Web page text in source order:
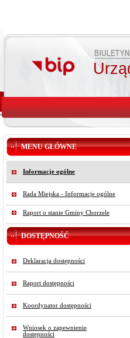
MENU GŁÓWNE
Informacje ogólne
Rada Miejska - Informacje ogólne
Raport o stanie Gminy Chorzele
DOSTĘPNOŚĆ
Deklaracja dostępności
Raport dostępności
Koordynator dostępności
Wniosek o zapewnienie
dostępności